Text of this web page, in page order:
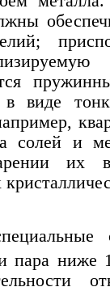
в виде
солей и
их
пара ниже